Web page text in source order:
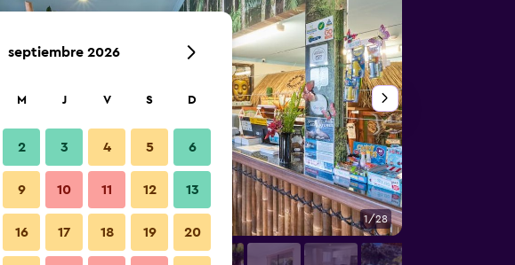
1/28
septiembre 2026
M J V S D
2 3 4 5 6
9 10 11 12 13
16 17 18 19 20